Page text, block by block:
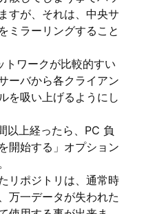
すが、それは、中央サ
ミラーリングすること
トワークが比較的すい
ーバから各クライアン
を吸い上げるようにし
以上経ったら、PC 負
開始する」オプション
リポジトリは、通常時
万一データが失われた